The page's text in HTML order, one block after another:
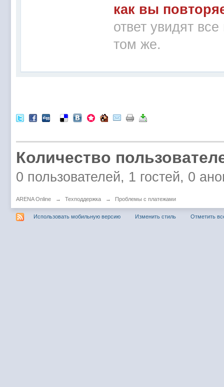
как вы
ответ увидят
том же.
Количество
0 пользователей, 1 гостей, 0
ARENA Online → Техподдержка → Проблемы с платежами
Использовать мобильную версию Изменить стиль Отметить